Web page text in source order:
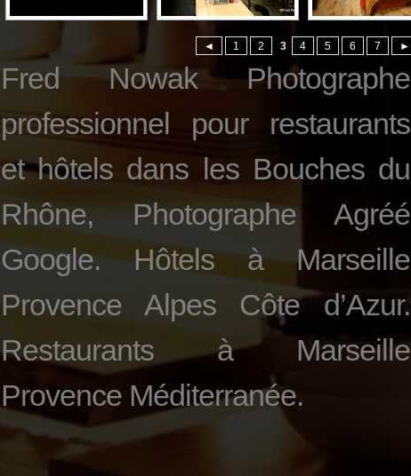
◄ 1 2 3 4 5 6 7 ►
Fred Nowak Photographe
professionnel pour restaurants
et hôtels dans les Bouches du
Rhône, Photographe Agréé
Google. Hôtels à Marseille
Provence Alpes Côte d’Azur.
Restaurants à Marseille
Provence Méditerranée.